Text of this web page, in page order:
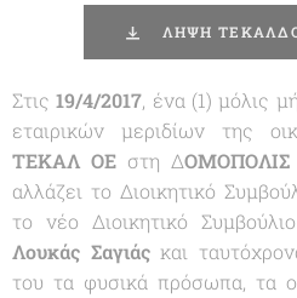
ΛΗΨΗ
Στις19/4/2017, ένα (1) μόλις
εταιρικών μεριδίων της
ΤΕΚΑΛ ΟΕ στη ΔΟΜΟΠΟΛΙΣ
αλλάζει το Διοικητικό
το νέο Διοικητικό
Λουκάς Σαγιάςκαι
του τα φυσικά πρόσωπα, τα